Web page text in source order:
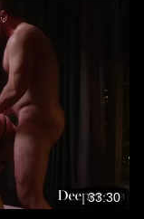
33:30